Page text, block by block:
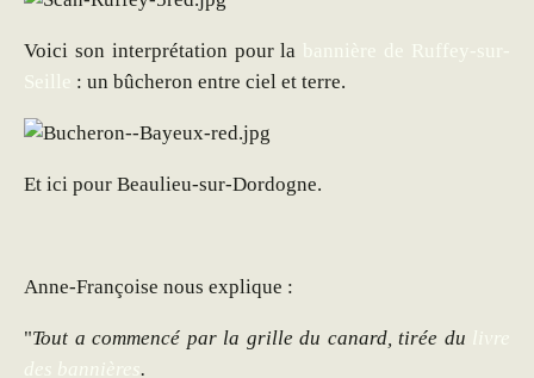
Voici son interprétation pour la
bannière de Ruffey-sur-
Seille : un bûcheron entre ciel et terre.
Et ici pour Beaulieu-sur-Dordogne.
Anne-Françoise nous explique :
"Tout a commencé par la grille du canard, tirée du livre
des bannières.